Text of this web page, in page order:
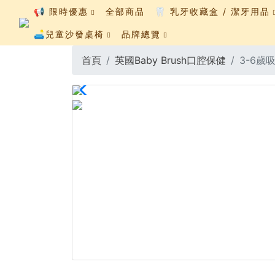
📢 限時優惠 全部商品 🦷 乳牙收藏盒 / 潔牙用品
🛋️兒童沙發桌椅 品牌總覽
首頁 英國Baby Brush口腔保健 3-6歲